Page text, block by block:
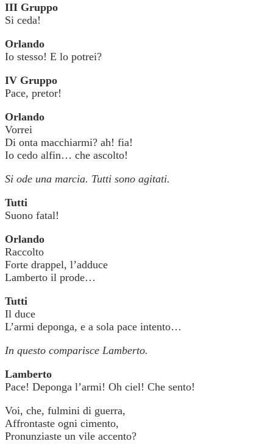
III Gruppo
Si ceda!
Orlando
Io stesso! E lo potrei?
IV Gruppo
Pace, pretor!
Orlando
Vorrei
Di onta macchiarmi? ah! fia!
Io cedo alfin… che ascolto!
Si ode una marcia. Tutti sono agitati.
Tutti
Suono fatal!
Orlando
Raccolto
Forte drappel, l’adduce
Lamberto il prode…
Tutti
Il duce
L’armi deponga, e a sola pace intento…
In questo comparisce Lamberto.
Lamberto
Pace! Deponga l’armi! Oh ciel! Che sento!
Voi, che, fulmini di guerra,
Affrontaste ogni cimento,
Pronunziaste un vile accento?